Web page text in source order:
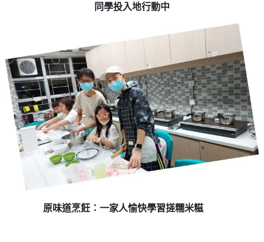
同學投入地行動中
原味道烹飪：一家人愉快學習搓糯米糍